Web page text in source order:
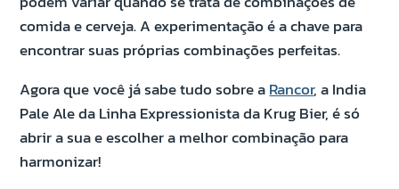
comida e cerveja. A experimentação é a chave para
encontrar suas próprias combinações perfeitas.
Agora que você já sabe tudo sobre aRancor, a India
Pale Ale da Linha Expressionista da Krug Bier, é só
abrir a sua e escolher a melhor combinação para
harmonizar!